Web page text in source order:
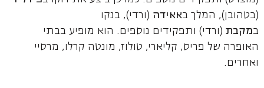
(בטהובן), המלך באאידה (ורדי), בנקו
במקבת (ורדי) ותפקידים נוספים. הוא מופיע בבתי
האופרה של פריס, קליארי, טולוז, מונטה קרלו, מרסיי
ואחרים.